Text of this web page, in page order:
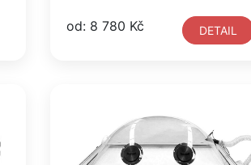
od: 8 780 Kč DETAIL